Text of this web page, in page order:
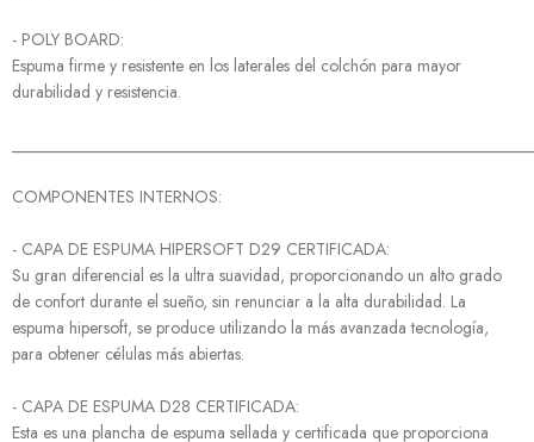
- POLY BOARD:
Espuma firme y resistente en los laterales del colchón para mayor
durabilidad y resistencia.
COMPONENTES INTERNOS:
- CAPA DE ESPUMA HIPERSOFT D29 CERTIFICADA:
Su gran diferencial es la ultra suavidad, proporcionando un alto grado
de confort durante el sueño, sin renunciar a la alta durabilidad. La
espuma hipersoft, se produce utilizando la más avanzada tecnología,
para obtener células más abiertas.
- CAPA DE ESPUMA D28 CERTIFICADA:
Esta es una plancha de espuma sellada y certificada que proporciona